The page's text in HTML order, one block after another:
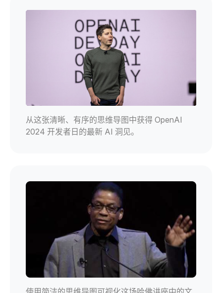
从这张清晰、有序的思维导图中获得 OpenAI
2024 开发者日的最新 AI 洞见。